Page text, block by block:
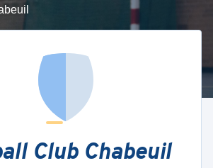
Club Chabeuil